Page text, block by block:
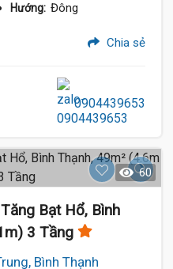
Hướng: Đông
Chia sẻ
0904439653
60
Bạt Hổ, Bình
3 Tầng
Bình Thạnh